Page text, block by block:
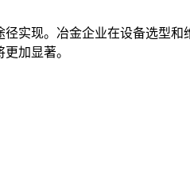
实现。冶金企业在设备选型和
加显著。